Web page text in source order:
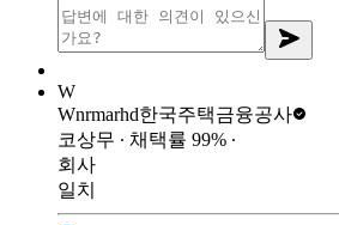
W
Wnrmarhd한국주택금융공사
코상무 ∙ 채택률 99% ∙
회사
일치